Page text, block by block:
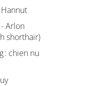
Arlon
shorthair)
: chien nu